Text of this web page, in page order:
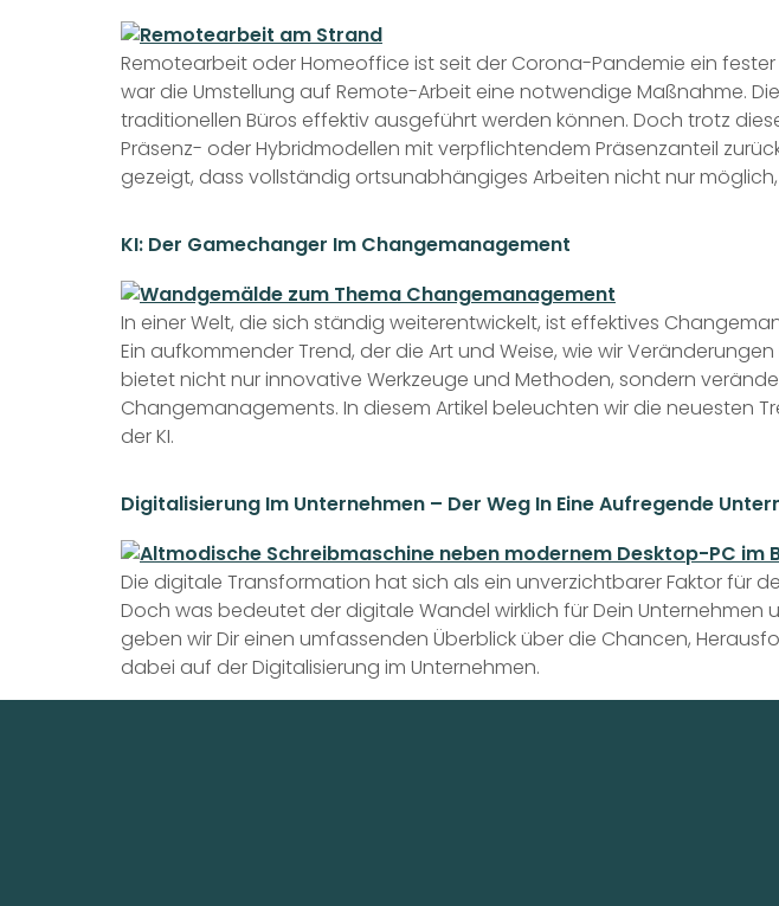
Remotearbeit oder Homeoffice ist seit der Corona-Pandemie ein
war die Umstellung auf Remote-Arbeit eine notwendige Maßnahme.
traditionellen Büros effektiv ausgeführt werden können. Doch trotz
Präsenz- oder Hybridmodellen mit verpflichtendem Präsenzanteil
gezeigt, dass vollständig ortsunabhängiges Arbeiten nicht nur
KI: Der Gamechanger Im Changemanagement
In einer Welt, die sich ständig weiterentwickelt, ist effektives
Ein aufkommender Trend, der die Art und Weise, wie wir
bietet nicht nur innovative Werkzeuge und Methoden, sondern
Changemanagements. In diesem Artikel beleuchten wir die neuesten
der KI.
Digitalisierung Im Unternehmen – Der Weg In Eine Aufregende
Die digitale Transformation hat sich als ein unverzichtbarer Faktor für
Doch was bedeutet der digitale Wandel wirklich für Dein Unternehmen
geben wir Dir einen umfassenden Überblick über die Chancen,
dabei auf der Digitalisierung im Unternehmen.